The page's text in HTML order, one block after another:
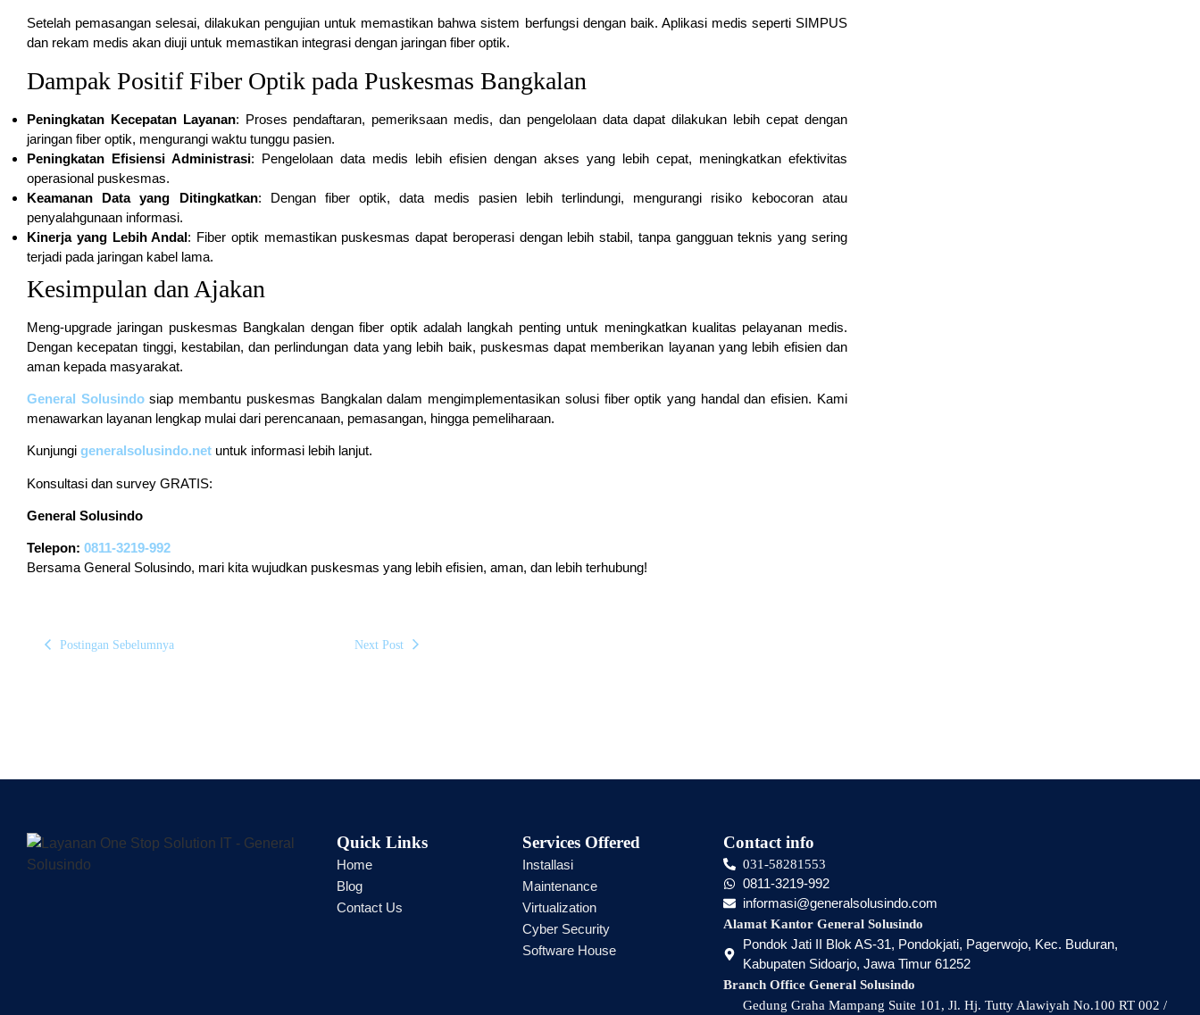
Setelah pemasangan selesai, dilakukan pengujian untuk memastikan bahwa sistem berfungsi dengan baik. Aplikasi medis seperti SIMPUS
dan rekam medis akan diuji untuk memastikan integrasi dengan jaringan fiber optik.
Dampak Positif Fiber Optik pada Puskesmas Bangkalan
Peningkatan Kecepatan Layanan: Proses pendaftaran, pemeriksaan medis, dan pengelolaan data dapat dilakukan lebih cepat dengan
jaringan fiber optik, mengurangi waktu tunggu pasien.
Peningkatan Efisiensi Administrasi: Pengelolaan data medis lebih efisien dengan akses yang lebih cepat, meningkatkan efektivitas
operasional puskesmas.
Keamanan Data yang Ditingkatkan: Dengan fiber optik, data medis pasien lebih terlindungi, mengurangi risiko kebocoran atau
penyalahgunaan informasi.
Kinerja yang Lebih Andal: Fiber optik memastikan puskesmas dapat beroperasi dengan lebih stabil, tanpa gangguan teknis yang sering
terjadi pada jaringan kabel lama.
Kesimpulan dan Ajakan
Meng-upgrade jaringan puskesmas Bangkalan dengan fiber optik adalah langkah penting untuk meningkatkan kualitas pelayanan medis.
Dengan kecepatan tinggi, kestabilan, dan perlindungan data yang lebih baik, puskesmas dapat memberikan layanan yang lebih efisien dan
aman kepada masyarakat.
General Solusindosiap membantu puskesmas Bangkalan dalam mengimplementasikan solusi fiber optik yang handal dan efisien. Kami
menawarkan layanan lengkap mulai dari perencanaan, pemasangan, hingga pemeliharaan.
Kunjungi generalsolusindo.net untuk informasi lebih lanjut.
Konsultasi dan survey GRATIS:
General Solusindo
Telepon: 0811-3219-992
Bersama General Solusindo, mari kita wujudkan puskesmas yang lebih efisien, aman, dan lebih terhubung!
Postingan Sebelumnya Next Post
Quick Links
Home
Blog
Contact Us
Services Offered
Installasi
Maintenance
Virtualization
Cyber Security
Software House
Contact info
031-58281553
0811-3219-992
informasi@generalsolusindo.com
Alamat Kantor General Solusindo
Pondok Jati II Blok AS-31, Pondokjati, Pagerwojo, Kec. Buduran,
Kabupaten Sidoarjo, Jawa Timur 61252
Branch Office General Solusindo
Gedung Graha Mampang Suite 101, Jl. Hj. Tutty Alawiyah No.100 RT 002 /